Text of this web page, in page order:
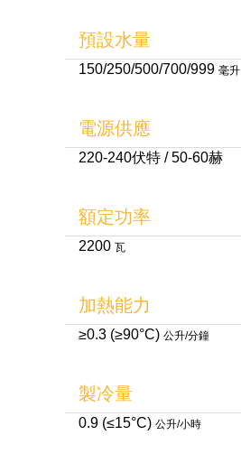
預設水量
150/250/500/700/999 毫升
電源供應
220-240伏特 / 50-60赫
額定功率
2200 瓦
加熱能力
≥0.3 (≥90°C) 公升/分鐘
製冷量
0.9 (≤15°C) 公升/小時